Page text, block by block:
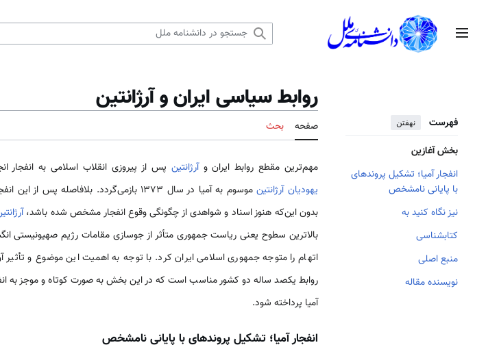
منوی اصلی
فهرست نهفتن
بخش آغازین
انفجار آمیا؛ تشکیل پروندهای
با پایانی نامشخص
نیز نگاه کنید به
کتابشناسی
منبع اصلی
نویسنده مقاله
روابط سیاسی ایران و آرژانتین
صفحه بحث
مهم‌ترین مقطع روابط ایران وآرژانتین پس از پیروزی انقلاب اسلامی به انفجار
یهودیان آرژانتین
موسوم به آمیا در سال ۱۳۷۳ بازمی‌گردد. بلافاصله پس از این
بدون این‌که هنوز اسناد و شواهدی از چگونگی وقوع انفجار مشخص شده باشد،
بالاترین سطوح یعنی ریاست جمهوری متأثر از جوسازی مقامات رژیم صهیونیستی
اتهام را متوجه جمهوری اسلامی ایران کرد. با توجه به اهمیت این موضوع و تأثیر
روابط یکصد ساله دو کشور مناسب است که در این بخش به صورت کوتاه و موجز به
آمیا پرداخته شود.
انفجار آمیا؛ تشکیل پروندهای با پایانی نامشخص